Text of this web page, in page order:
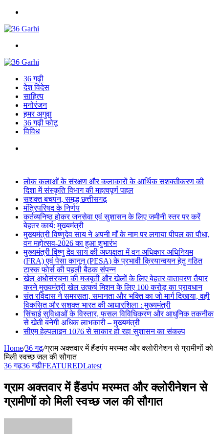
36 गढ़ी
देश विदेस
साहित्य
मनोरंजन
हमर अगुवा
36 गढ़ी फोटू
विविध
लोक कलाओं के संरक्षण और कलाकारों के आर्थिक सशक्तीकरण की
दिशा में संस्कृति विभाग की महत्वपूर्ण पहल
सशक्त बचपन, समृद्ध छत्तीसगढ़
मंत्रिपरिषद के निर्णय
कर्तव्यनिष्ठ होकर जनसेवा एवं सुशासन के लिए जमीनी स्तर पर करें
बेहतर कार्य: मुख्यमंत्री
मुख्यमंत्री विष्णुदेव साय ने अपनी माँ के नाम पर लगाया पीपल का पौधा,
वन महोत्सव-2026 का हुआ शुभारंभ
मुख्यमंत्री विष्णु देव साय की अध्यक्षता में वन अधिकार अधिनियम
(FRA) एवं पेसा कानून (PESA) के प्रभावी क्रियान्वयन हेतु गठित
टास्क फोर्स की पहली बैठक संपन्न
खेल अधोसंरचना की मजबूती और खेलों के लिए बेहतर वातावरण तैयार
करने मुख्यमंत्री खेल उत्कर्ष मिशन के लिए 100 करोड़ का प्रावधान
संत रविदास ने समरसता, समानता और भक्ति का जो मार्ग दिखाया, वही
विकसित और सशक्त भारत की आधारशिला : मुख्यमंत्री
सिंचाई सुविधाओं के विस्तार, फसल विविधिकरण और आधुनिक तकनीक
से खेती बनेगी अधिक लाभकारी – मुख्यमंत्री
सीएम हेल्पलाइन 1076 से साकार हो रहा सुशासन का संकल्प
Home/36 गढ़/ग्राम अक्तवार में हैंडपंप मरम्मत और क्लोरीनेशन से ग्रामीणों को
मिली स्वच्छ जल की सौगात
36 गढ़36 गढ़ीFEATUREDLatest
ग्राम अक्तवार में हैंडपंप मरम्मत और क्लोरीनेशन से
ग्रामीणों को मिली स्वच्छ जल की सौगात